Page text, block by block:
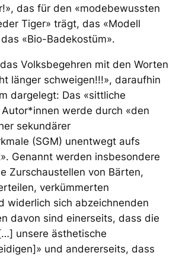
das für den «modebewussten
Tiger» trägt, das «Modell
«Bio-Badekostüm».
Volksbegehren mit den Worten
länger schweigen!!!», daraufhin
dargelegt: Das «sittliche
werde durch «den
sekundärer
(SGM) unentwegt aufs
Genannt werden insbesondere
Zurschaustellen von Bärten,
verkümmerten
widerlich sich abzeichnenden
davon sind einerseits, dass die
unsere ästhetische
und andererseits, dass